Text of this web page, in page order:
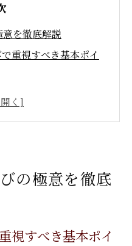
を徹底解説
重視すべき基本ポイ
ゴルフレッスンの魅
の極意を徹底
視すべき基本ポイ